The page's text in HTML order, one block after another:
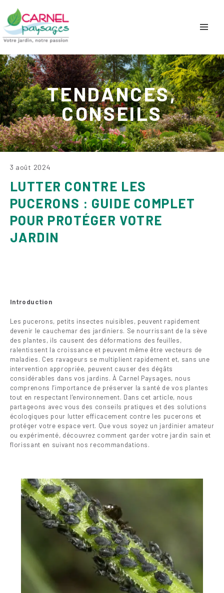
TENDANCES,
CONSEILS
3 août 2024
LUTTER CONTRE LES
PUCERONS : GUIDE COMPLET
POUR PROTÉGER VOTRE
JARDIN
Introduction
Les pucerons, petits insectes nuisibles, peuvent rapidement
devenir le cauchemar des jardiniers. Se nourrissant de la sève
des plantes, ils causent des déformations des feuilles,
ralentissent la croissance et peuvent même être vecteurs de
maladies. Ces ravageurs se multiplient rapidement et, sans une
intervention appropriée, peuvent causer des dégâts
considérables dans vos jardins. À Carnel Paysages, nous
comprenons l’importance de préserver la santé de vos plantes
tout en respectant l’environnement. Dans cet article, nous
partageons avec vous des conseils pratiques et des solutions
écologiques pour lutter efficacement contre les pucerons et
protéger votre espace vert. Que vous soyez un jardinier amateur
ou expérimenté, découvrez comment garder votre jardin sain et
florissant en suivant nos recommandations.